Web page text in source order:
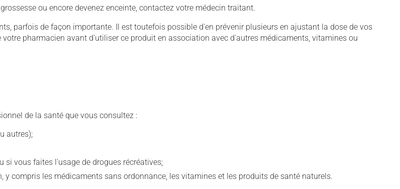
ou encore devenez enceinte, contactez votre médecin traitant.
parfois de façon importante. Il est toutefois possible d'en prévenir plusieurs en ajustant la dose de vos
pharmacien avant d'utiliser ce produit en association avec d'autres médicaments, vitamines ou
de la santé que vous consultez :
autres);
si vous faites l'usage de drogues récréatives;
compris les médicaments sans ordonnance, les vitamines et les produits de santé naturels.